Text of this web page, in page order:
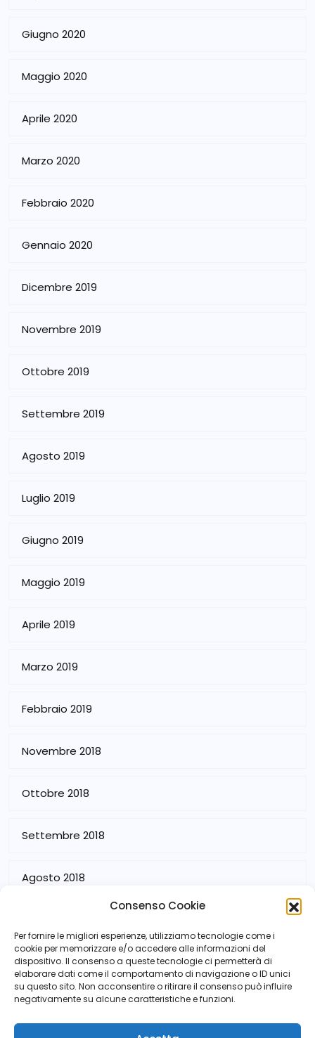
Consenso Cookie
Per fornire le migliori esperienze, utilizziamo tecnologie come i
cookie per memorizzare e/o accedere alle informazioni del
dispositivo. Il consenso a queste tecnologie ci permetterà di
elaborare dati come il comportamento di navigazione o ID unici
su questo sito. Non acconsentire o ritirare il consenso può influire
negativamente su alcune caratteristiche e funzioni.
Giugno 2020
Maggio 2020
Aprile 2020
Marzo 2020
Febbraio 2020
Gennaio 2020
Dicembre 2019
Novembre 2019
Ottobre 2019
Settembre 2019
Agosto 2019
Luglio 2019
Giugno 2019
Maggio 2019
Aprile 2019
Marzo 2019
Febbraio 2019
Novembre 2018
Ottobre 2018
Settembre 2018
Agosto 2018